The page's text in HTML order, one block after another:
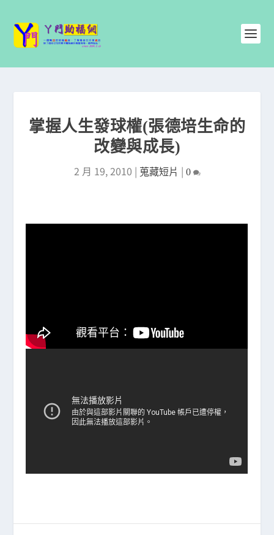
掌握人生發球權(張德培生命的
改變與成長)
2 月 19, 2010 | 蒐藏短片 | 0